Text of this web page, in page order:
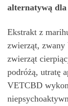
alternatywą
Ekstrakt z
zwierząt, zwany
zwierząt
podróżą, utratę
VETCBD